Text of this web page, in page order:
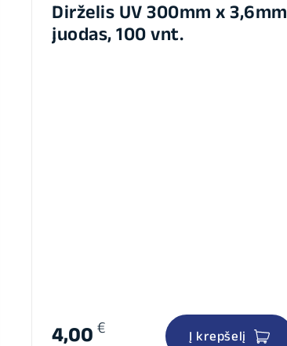
Dirželis UV 300mm x 3,6mm
juodas, 100 vnt.
4,00 €
Į krepšelį